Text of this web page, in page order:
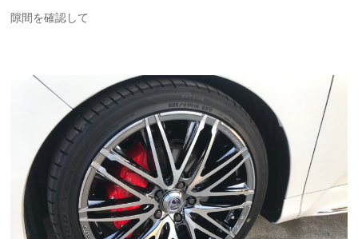
隙間を確認して